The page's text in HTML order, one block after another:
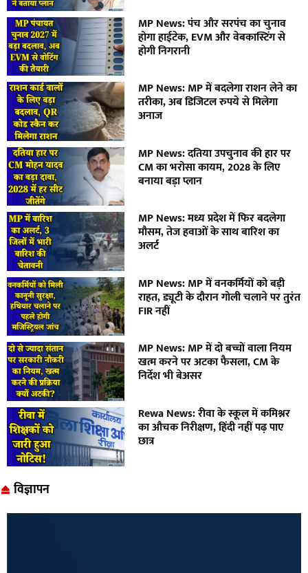
MP News: पंच और सरपंच का चुनाव
होगा हाईटेक, EVM और वेबकास्टिंग से
होगी निगरानी
MP News: MP में बदलेगा राशन लेने का
तरीका, अब डिजिटल रुपये से मिलेगा
अनाज
MP News: दतिया उपचुनाव की हार पर
CM का भरोसा कायम, 2028 के लिए
बनाया बड़ा प्लान
MP News: मध्य प्रदेश में फिर बदलेगा
मौसम, तेज हवाओं के साथ बारिश का
अलर्ट
MP News: MP में वनकर्मियों को बड़ी
राहत, ड्यूटी के दौरान गोली चलाने पर तुरंत
FIR नहीं
MP News: MP में दो बच्चों वाला नियम
खत्म करने पर अटका फैसला, CM के
निर्देश भी बेअसर
Rewa News: रीवा के स्कूल में कमिश्नर
का औचक निरीक्षण, हिंदी नहीं पढ़ पाए
छात्र
विज्ञापन